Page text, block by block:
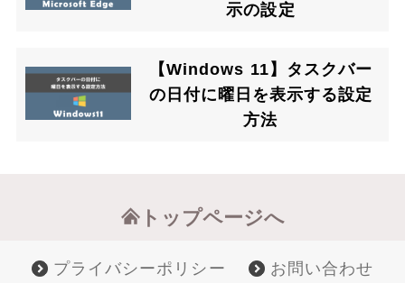
示の設定
【Windows 11】タスクバー
の日付に曜日を表示する設定
方法
トップページへ
プライバシーポリシー お問い合わせ